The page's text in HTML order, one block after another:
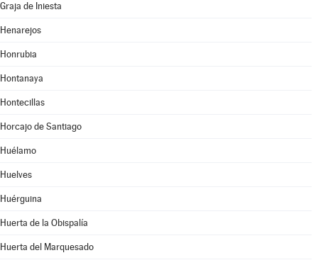
Graja de Iniesta
Henarejos
Honrubia
Hontanaya
Hontecillas
Horcajo de Santiago
Huélamo
Huelves
Huérguina
Huerta de la Obispalía
Huerta del Marquesado